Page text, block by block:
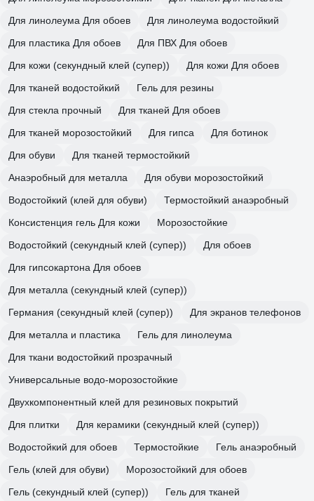
Для линолеума Для обоев
Для линолеума водостойкий
Для пластика Для обоев
Для ПВХ Для обоев
Для кожи (секундный клей (супер))
Для кожи Для обоев
Для тканей водостойкий
Гель для резины
Для стекла прочный
Для тканей Для обоев
Для тканей морозостойкий
Для гипса
Для ботинок
Для обуви
Для тканей термостойкий
Анаэробный для металла
Для обуви морозостойкий
Водостойкий (клей для обуви)
Термостойкий анаэробный
Консистенция гель Для кожи
Морозостойкие
Водостойкий (секундный клей (супер))
Для обоев
Для гипсокартона Для обоев
Для металла (секундный клей (супер))
Германия (секундный клей (супер))
Для экранов телефонов
Для металла и пластика
Гель для линолеума
Для ткани водостойкий прозрачный
Универсальные водо-морозостойкие
Двухкомпонентный клей для резиновых покрытий
Для плитки
Для керамики (секундный клей (супер))
Водостойкий для обоев
Термостойкие
Гель анаэробный
Гель (клей для обуви)
Морозостойкий для обоев
Гель (секундный клей (супер))
Гель для тканей